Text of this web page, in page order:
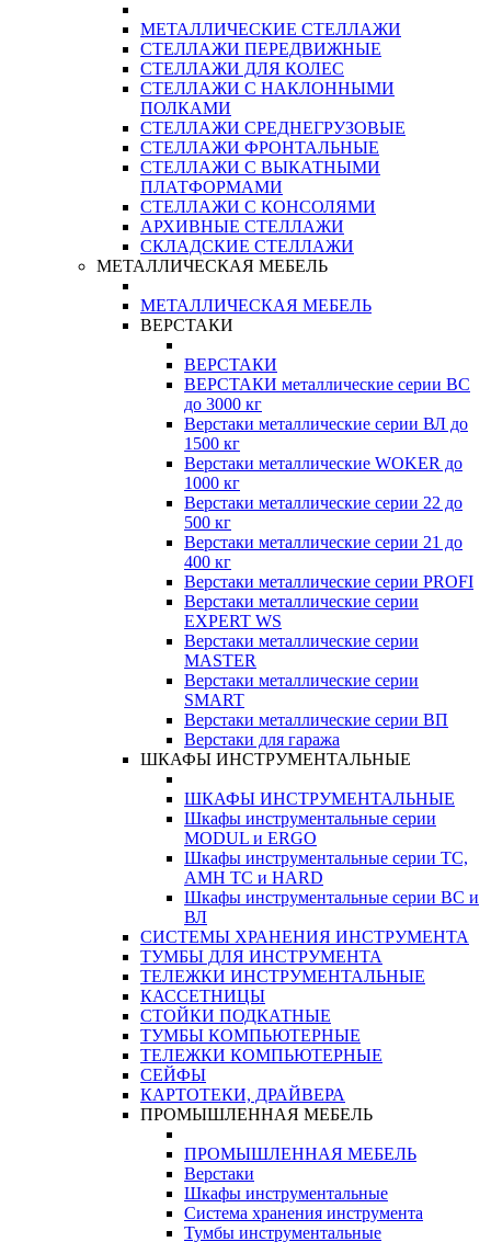
МЕТАЛЛИЧЕСКИЕ СТЕЛЛАЖИ
СТЕЛЛАЖИ ПЕРЕДВИЖНЫЕ
СТЕЛЛАЖИ ДЛЯ КОЛЕС
СТЕЛЛАЖИ С НАКЛОННЫМИ
ПОЛКАМИ
СТЕЛЛАЖИ СРЕДНЕГРУЗОВЫЕ
СТЕЛЛАЖИ ФРОНТАЛЬНЫЕ
СТЕЛЛАЖИ С ВЫКАТНЫМИ
ПЛАТФОРМАМИ
СТЕЛЛАЖИ С КОНСОЛЯМИ
АРХИВНЫЕ СТЕЛЛАЖИ
СКЛАДСКИЕ СТЕЛЛАЖИ
МЕТАЛЛИЧЕСКАЯ МЕБЕЛЬ
МЕТАЛЛИЧЕСКАЯ МЕБЕЛЬ
ВЕРСТАКИ
ВЕРСТАКИ
ВЕРСТАКИ металлические серии ВС
до 3000 кг
Верстаки металлические серии ВЛ до
1500 кг
Верстаки металлические WOKER до
1000 кг
Верстаки металлические серии 22 до
500 кг
Верстаки металлические серии 21 до
400 кг
Верстаки металлические серии PROFI
Верстаки металлические серии
EXPERT WS
Верстаки металлические серии
MASTER
Верстаки металлические серии
SMART
Верстаки металлические серии ВП
Верстаки для гаража
ШКАФЫ ИНСТРУМЕНТАЛЬНЫЕ
ШКАФЫ ИНСТРУМЕНТАЛЬНЫЕ
Шкафы инструментальные серии
MODUL и ERGO
Шкафы инструментальные серии ТС,
АМН ТС и HARD
Шкафы инструментальные серии ВС и
ВЛ
СИСТЕМЫ ХРАНЕНИЯ ИНСТРУМЕНТА
ТУМБЫ ДЛЯ ИНСТРУМЕНТА
ТЕЛЕЖКИ ИНСТРУМЕНТАЛЬНЫЕ
КАССЕТНИЦЫ
СТОЙКИ ПОДКАТНЫЕ
ТУМБЫ КОМПЬЮТЕРНЫЕ
ТЕЛЕЖКИ КОМПЬЮТЕРНЫЕ
СЕЙФЫ
КАРТОТЕКИ, ДРАЙВЕРА
ПРОМЫШЛЕННАЯ МЕБЕЛЬ
ПРОМЫШЛЕННАЯ МЕБЕЛЬ
Верстаки
Шкафы инструментальные
Система хранения инструмента
Тумбы инструментальные